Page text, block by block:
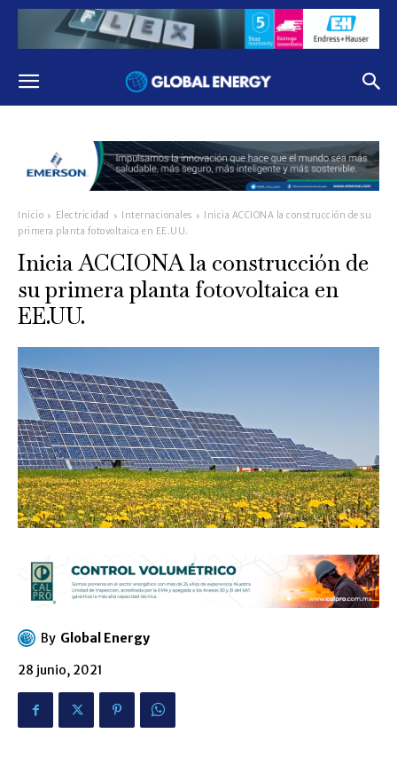
Inicio Electricidad Internacionales
Inicia ACCIONA la construcción de su
primera planta fotovoltaica en EE.UU.
Inicia ACCIONA la construcción de
su primera planta fotovoltaica en
EE.UU.
By Global Energy
28 junio, 2021